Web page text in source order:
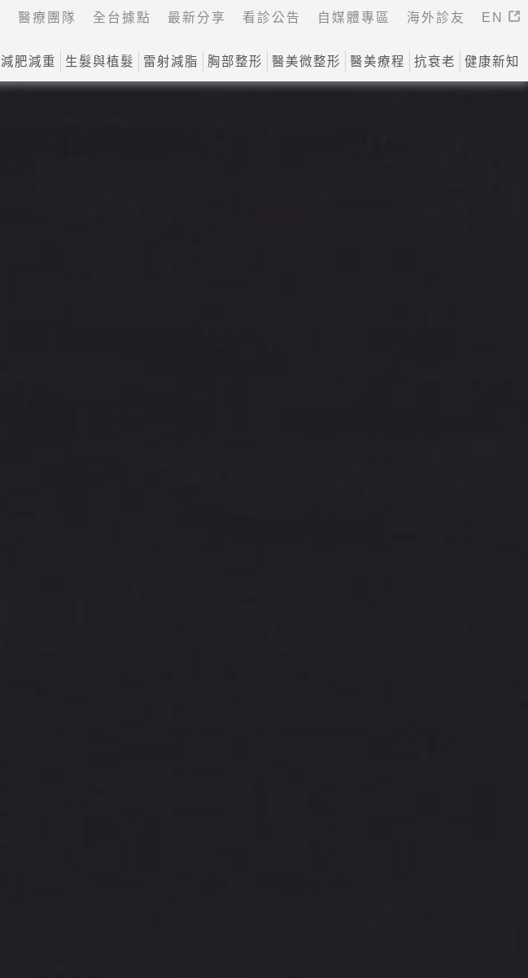
醫療團隊 全台據點 最新分享 看診公告 自媒體專區 海外診友 EN
減肥減重 生髮與植髮 雷射減脂 胸部整形 醫美微整形 醫美療程 抗衰老 健康新知